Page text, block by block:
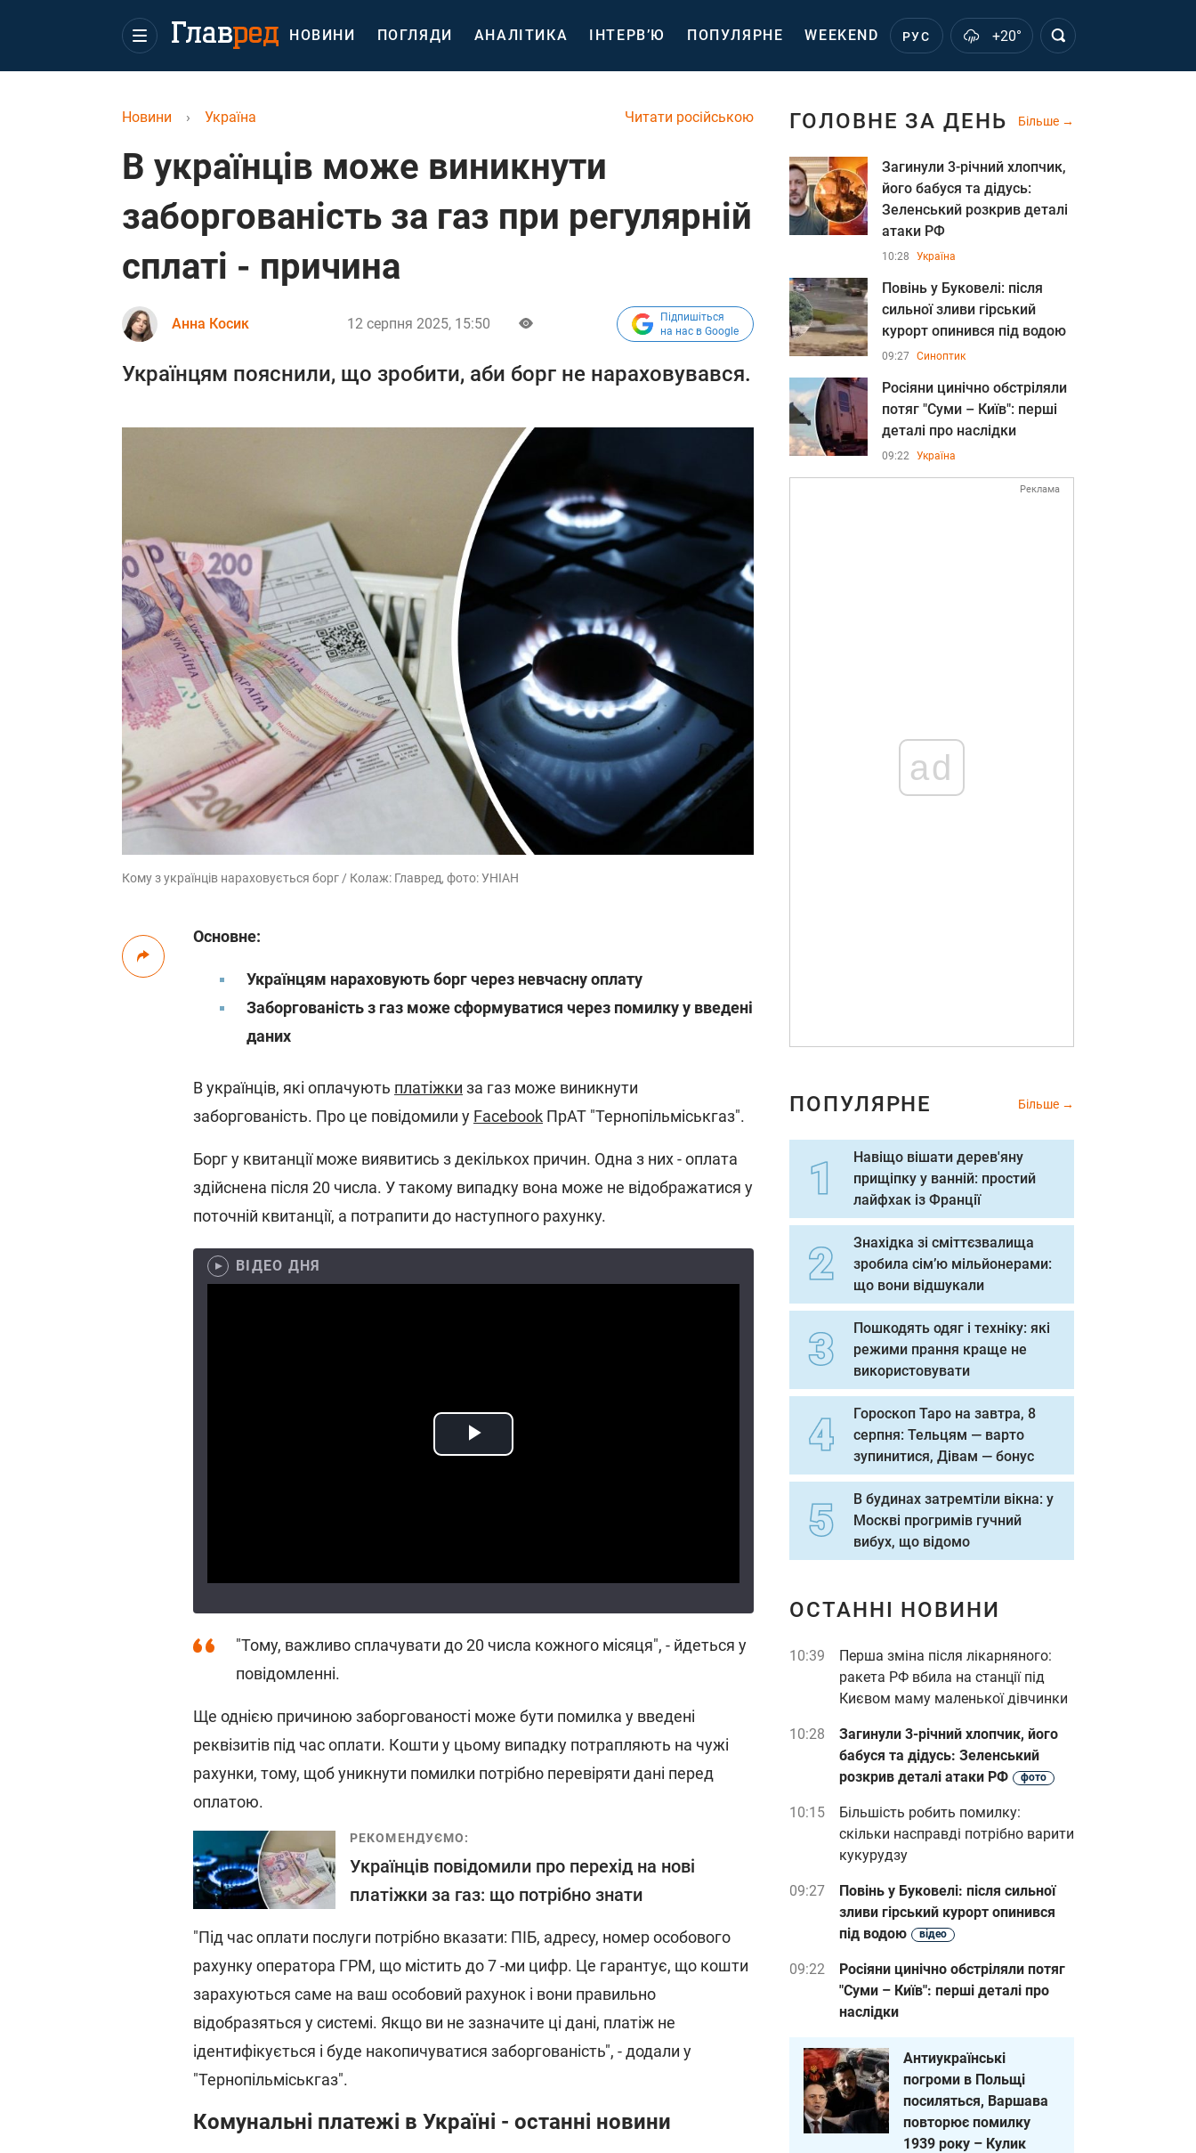
НОВИНИ ПОГЛЯДИ АНАЛІТИКА ІНТЕРВ’Ю ПОПУЛЯРНЕ WEEKEND РУС +20°
Читати російською
Новини › Україна
В українців може виникнути
заборгованість за газ при регулярній
сплаті - причина
Анна Косик 12 серпня 2025, 15:50
Підпишіться
на нас в Google
Українцям пояснили, що зробити, аби борг не нараховувався.
Кому з українців нараховується борг / Колаж: Главред, фото: УНІАН
Основне:
Українцям нараховують борг через невчасну оплату
Заборгованість з газ може сформуватися через помилку у введені
даних
В українців, які оплачують платіжки за газ може виникнути
заборгованість. Про це повідомили у Facebook ПрАТ "Тернопільміськгаз".
Борг у квитанції може виявитись з декількох причин. Одна з них - оплата
здійснена після 20 числа. У такому випадку вона може не відображатися у
поточній квитанції, а потрапити до наступного рахунку.
ВІДЕО ДНЯ
"Тому, важливо сплачувати до 20 числа кожного місяця", - йдеться у
повідомленні.
Ще однією причиною заборгованості може бути помилка у введені
реквізитів під час оплати. Кошти у цьому випадку потрапляють на чужі
рахунки, тому, щоб уникнути помилки потрібно перевіряти дані перед
оплатою.
РЕКОМЕНДУЄМО:
Українців повідомили про перехід на нові
платіжки за газ: що потрібно знати
"Під час оплати послуги потрібно вказати: ПІБ, адресу, номер особового
рахунку оператора ГРМ, що містить до 7 -ми цифр. Це гарантує, що кошти
зарахуються саме на ваш особовий рахунок і вони правильно
відобразяться у системі. Якщо ви не зазначите ці дані, платіж не
ідентифікується і буде накопичуватися заборгованість", - додали у
"Тернопільміськгаз".
Комунальні платежі в Україні - останні новини
ГОЛОВНЕ ЗА ДЕНЬ Більше
Загинули 3-річний хлопчик,
його бабуся та дідусь:
Зеленський розкрив деталі
атаки РФ
10:28 Україна
Повінь у Буковелі: після
сильної зливи гірський
курорт опинився під водою
09:27 Синоптик
Росіяни цинічно обстріляли
потяг "Суми – Київ": перші
деталі про наслідки
09:22 Україна
Реклама
ad
ПОПУЛЯРНЕ Більше
Навіщо вішати дерев'яну
прищіпку у ванній: простий
лайфхак із Франції
Знахідка зі сміттєзвалища
зробила сім’ю мільйонерами:
що вони відшукали
Пошкодять одяг і техніку: які
режими прання краще не
використовувати
Гороскоп Таро на завтра, 8
серпня: Тельцям — варто
зупинитися, Дівам — бонус
В будинах затремтіли вікна: у
Москві прогримів гучний
вибух, що відомо
ОСТАННІ НОВИНИ
10:39
Перша зміна після лікарняного:
ракета РФ вбила на станції під
Києвом маму маленької дівчинки
10:28
Загинули 3-річний хлопчик, його
бабуся та дідусь: Зеленський
розкрив деталі атаки РФ
фото
10:15
Більшість робить помилку:
скільки насправді потрібно варити
кукурудзу
09:27
Повінь у Буковелі: після сильної
зливи гірський курорт опинився
під водою
відео
09:22
Росіяни цинічно обстріляли потяг
"Суми – Київ": перші деталі про
наслідки
Антиукраїнські
погроми в Польщі
посиляться, Варшава
повторює помилку
1939 року – Кулик